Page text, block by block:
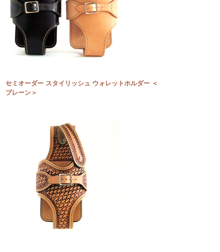
セミオーダー スタイリッシュ ウォレットホルダー ＜
プレーン＞